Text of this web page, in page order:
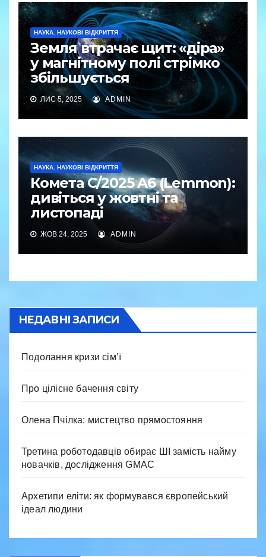
НАУКА. НАУКОВІ ВІДКРИТТЯ
Земля втрачає щит: «діра»
у магнітному полі стрімко
збільшується
ЛИС 5, 2025 ADMIN
НАУКА. НАУКОВІ ВІДКРИТТЯ
Комета C/2025 A6 (Lemmon):
дивіться у жовтні та
листопаді
ЖОВ 24, 2025 ADMIN
НЕДАВНІ ЗАПИСИ
Подолання кризи сім’ї
Про цілісне бачення світу
Олена Пчілка: мистецтво прямостояння
Третина роботодавців обирає ШІ замість найму
новачків, дослідження GMAC
Архетипи еліти: як формувався європейський
ідеал людини